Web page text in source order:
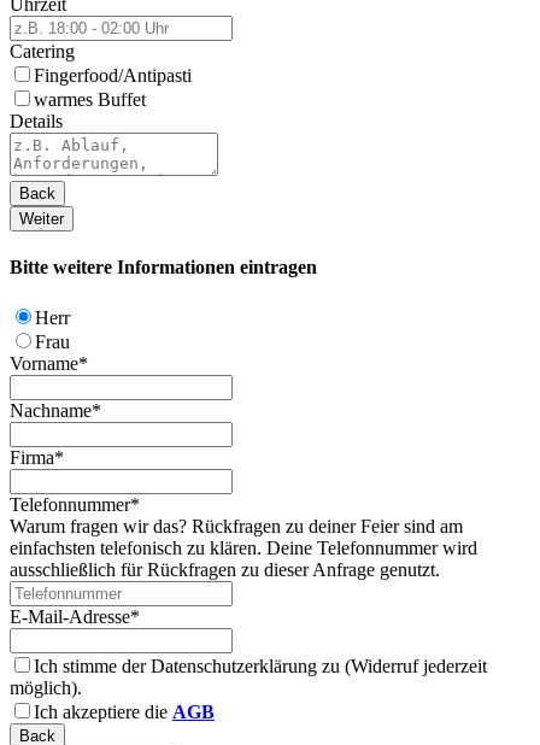
Uhrzeit
Catering
Fingerfood/Antipasti
warmes Buffet
Details
Back
Weiter
Bitte weitere Informationen eintragen
Herr
Frau
Vorname*
Nachname*
Firma*
Telefonnummer*
Warum fragen wir das? Rückfragen zu deiner Feier sind am
einfachsten telefonisch zu klären. Deine Telefonnummer wird
ausschließlich für Rückfragen zu dieser Anfrage genutzt.
E-Mail-Adresse*
Ich stimme der Datenschutzerklärung zu (Widerruf jederzeit
möglich).
Ich akzeptiere die AGB
Back